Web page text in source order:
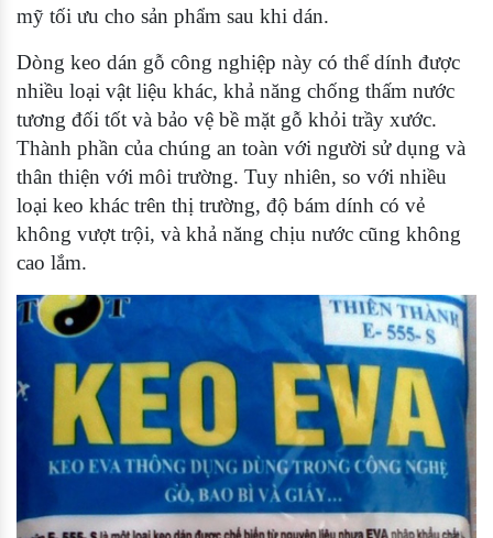
mỹ tối ưu cho sản phẩm sau khi dán.
Dòng keo dán gỗ công nghiệp này có thể dính được
nhiều loại vật liệu khác, khả năng chống thấm nước
tương đối tốt và bảo vệ bề mặt gỗ khỏi trầy xước.
Thành phần của chúng an toàn với người sử dụng và
thân thiện với môi trường. Tuy nhiên, so với nhiều
loại keo khác trên thị trường, độ bám dính có vẻ
không vượt trội, và khả năng chịu nước cũng không
cao lắm.